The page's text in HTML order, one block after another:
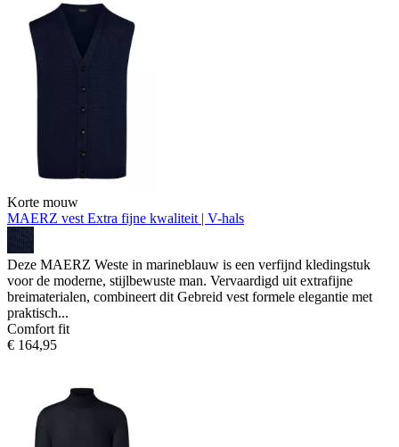
Korte mouw
MAERZ vest Extra fijne kwaliteit | V-hals
Deze MAERZ Weste in marineblauw is een verfijnd kledingstuk
voor de moderne, stijlbewuste man. Vervaardigd uit extrafijne
breimaterialen, combineert dit Gebreid vest formele elegantie met
praktisch...
Comfort fit
€ 164,95